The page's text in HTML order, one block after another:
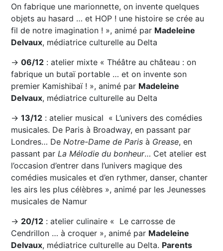
On fabrique une marionnette, on invente quelques
objets au hasard … et HOP ! une histoire se crée au
fil de notre imagination ! », animé par Madeleine
Delvaux, médiatrice culturelle au Delta
→06/12 : atelier mixte « Théâtre au château : on
fabrique un butaï portable … et on invente son
premier Kamishibaï ! », animé par Madeleine
Delvaux, médiatrice culturelle au Delta
→13/12 : atelier musical « L’univers des comédies
musicales. De Paris à Broadway, en passant par
Londres… De Notre-Dame de Paris à Grease, en
passant par La Mélodie du bonheur… Cet atelier est
l’occasion d’entrer dans l’univers magique des
comédies musicales et d’en rythmer, danser, chanter
les airs les plus célèbres », animé par les Jeunesses
musicales de Namur
→ 20/12 : atelier culinaire « Le carrosse de
Cendrillon … à croquer », animé par Madeleine
Delvaux, médiatrice culturelle au Delta. Parents